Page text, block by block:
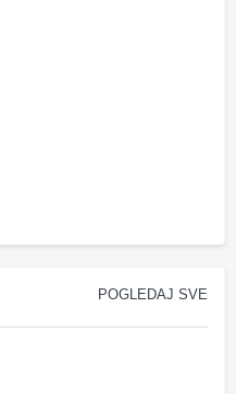
POGLEDAJ SVE